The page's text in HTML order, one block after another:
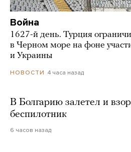
Война
1627-й день. Турция
в Черном море на фоне
и Украины
НОВОСТИ 4 часа назад
В Болгарию залетел и
беспилотник
6 часов назад